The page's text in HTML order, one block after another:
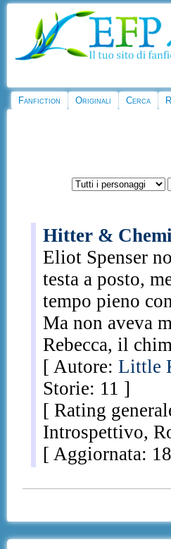
Fanfiction Originali Cerca
Hitter &
Eliot Spenser
testa a posto,
tempo pieno
Ma non aveva
Rebecca, il
[ Autore: Little
Storie: 11 ]
[ Rating
Introspettivo,
[ Aggiornata: